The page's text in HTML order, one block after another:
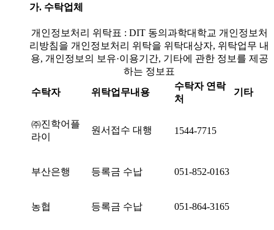
가. 수탁업체
개인정보처리 위탁표 : DIT 동의과학대학교 개인정보처
리방침을 개인정보처리 위탁을 위탁대상자, 위탁업무 내
용, 개인정보의 보유·이용기간, 기타에 관한 정보를 제공
하는 정보표
수탁자
위탁업무내용
수탁자 연락
처
기타
㈜진학어플
라이
원서접수 대행 1544-7715
부산은행 등록금 수납 051-852-0163
농협 등록금 수납 051-864-3165